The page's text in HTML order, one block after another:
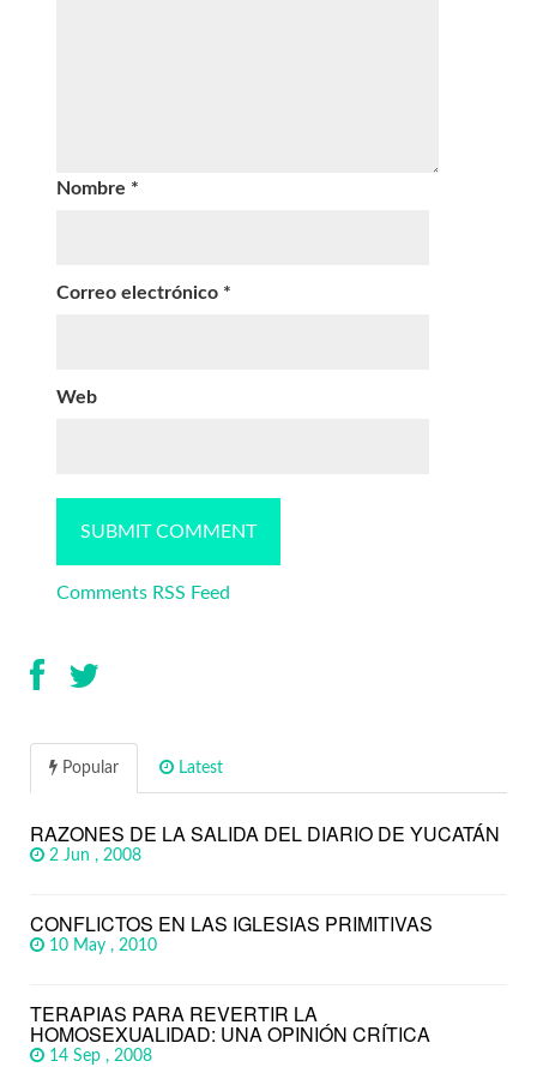
Nombre *
Correo electrónico *
Web
Comments RSS Feed
Popular Latest
RAZONES DE LA SALIDA DEL DIARIO DE YUCATÁN
2 Jun , 2008
CONFLICTOS EN LAS IGLESIAS PRIMITIVAS
10 May , 2010
TERAPIAS PARA REVERTIR LA
HOMOSEXUALIDAD: UNA OPINIÓN CRÍTICA
14 Sep , 2008